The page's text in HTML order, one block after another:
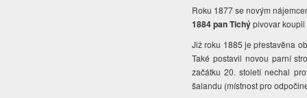
Roku 1877 se novým
1884 pan Tichýpivovar
Již roku 1885 je přestavěna
Také postavil novou parní
začátku 20. století nechal
šalandu (místnost pro